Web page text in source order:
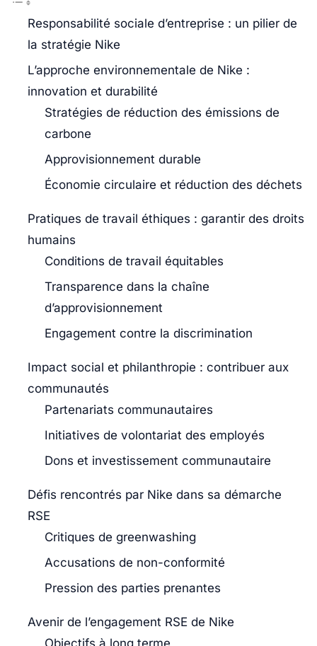
Responsabilité sociale d’entreprise : un pilier de
la stratégie Nike
L’approche environnementale de Nike :
innovation et durabilité
Stratégies de réduction des émissions de
carbone
Approvisionnement durable
Économie circulaire et réduction des déchets
Pratiques de travail éthiques : garantir des droits
humains
Conditions de travail équitables
Transparence dans la chaîne
d’approvisionnement
Engagement contre la discrimination
Impact social et philanthropie : contribuer aux
communautés
Partenariats communautaires
Initiatives de volontariat des employés
Dons et investissement communautaire
Défis rencontrés par Nike dans sa démarche
RSE
Critiques de greenwashing
Accusations de non-conformité
Pression des parties prenantes
Avenir de l’engagement RSE de Nike
Objectifs à long terme